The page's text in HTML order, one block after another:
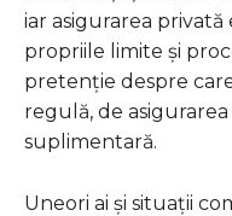
iar asigurarea
propriile limite și
pretenție despre
regulă, de
suplimentară.
Uneori ai și situații